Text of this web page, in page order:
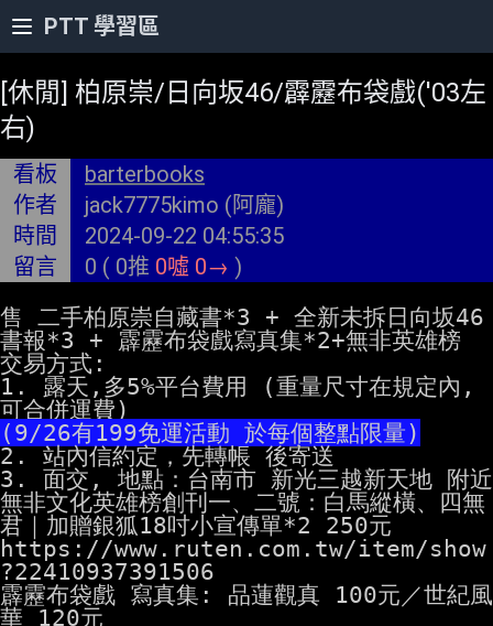
Open main menu
PTT 學習區
[休閒] 柏原崇/日向坂46/霹靂布袋戲('03左
右)
看板
barterbooks
作者
jack7775kimo (阿龐)
時間
2024-09-22 04:55:35
留言
0 ( 0推 0噓 0→ )
售 二手柏原崇自藏書*3 + 全新未拆日向坂46
書報*3 + 霹靂布袋戲寫真集*2+無非英雄榜
交易方式:
1. 露天,多5%平台費用 (重量尺寸在規定內,
(9/26有199免運活動 於每個整點限量)
2. 站內信約定，先轉帳 後寄送
3. 面交, 地點：台南市 新光三越新天地 附近
無非文化英雄榜創刊一、二號：白馬縱橫、四無
https://www.ruten.com.tw/item/show
?22410937391506
霹靂布袋戲 寫真集: 品蓮觀真 100元／世紀風